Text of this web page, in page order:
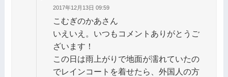
2017年12月13日 09:59
こむぎのかあさん
いえいえ。いつもコメントありがとうご
ざいます！
この日は雨上がりで地面が濡れていたの
でレインコートを着せたら、外国人の方